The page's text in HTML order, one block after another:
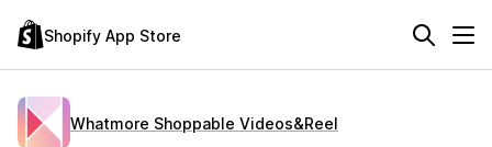
Shopify App Store
Whatmore Shoppable Videos&Reel